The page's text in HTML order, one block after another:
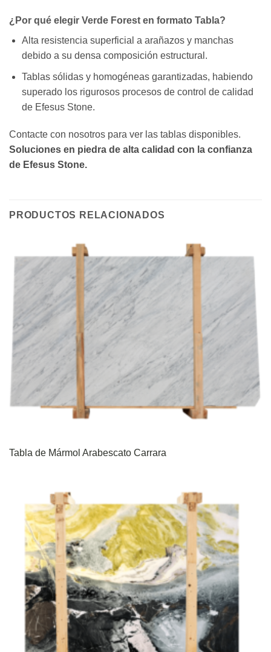
¿Por qué elegir Verde Forest en formato Tabla?
Alta resistencia superficial a arañazos y manchas
debido a su densa composición estructural.
Tablas sólidas y homogéneas garantizadas, habiendo
superado los rigurosos procesos de control de calidad
de Efesus Stone.
Contacte con nosotros para ver las tablas disponibles.
Soluciones en piedra de alta calidad con la confianza
de Efesus Stone.
PRODUCTOS RELACIONADOS
Tabla de Mármol Arabescato Carrara